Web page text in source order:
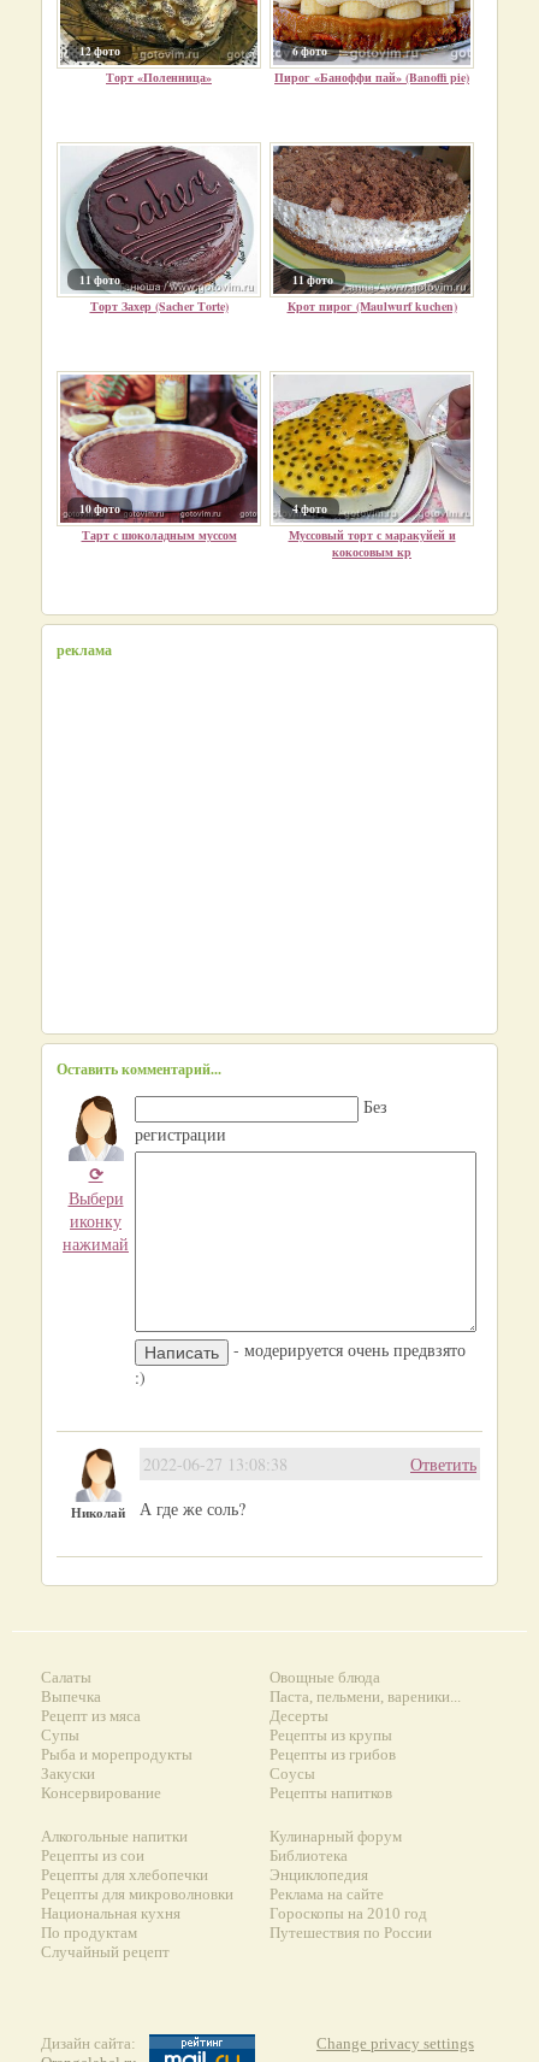
12 фото
Торт «Поленница»
6 фото
Пирог «Баноффи пай» (Banoffi pie)
11 фото
Торт Захер (Saсher Тorte)
11 фото
Крот пирог (Мaulwurf kuchen)
10 фото
Тарт с шоколадным муссом
4 фото
Муссовый торт с маракуйей и
кокосовым кр
реклама
Оставить комментарий...
⟳
Выбери
иконку
нажимай
Без
регистрации
- модерируется очень предвзято
:)
Николай
Ответить
2022-06-27 13:08:38
А где же соль?
Салаты
Выпечка
Рецепт из мяса
Супы
Рыба и морепродукты
Закуски
Консервирование
Овощные блюда
Паста, пельмени, вареники...
Десерты
Рецепты из крупы
Рецепты из грибов
Соусы
Рецепты напитков
Алкогольные напитки
Рецепты из сои
Рецепты для хлебопечки
Рецепты для микроволновки
Национальная кухня
По продуктам
Случайный рецепт
Кулинарный форум
Библиотека
Энциклопедия
Реклама на сайте
Гороскопы на 2010 год
Путешествия по России
Дизайн сайта:
Change privacy settings